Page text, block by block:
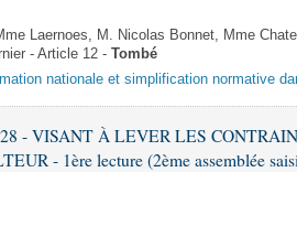
des lois
publics
Laernoes, M. Nicolas Bonnet, Mme
- Article 12 - Tombé
nationale et simplification normative
- VISANT À LEVER LES
- 1ère lecture (2ème assemblée